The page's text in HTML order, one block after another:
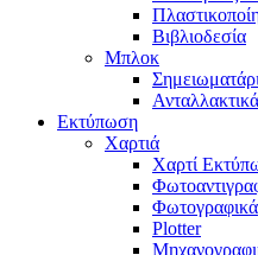
Βιβλιοδεσία
Μπλοκ
Εκτύπωση
Χαρτιά
Χαρτί
Φωτογραφικά
Plotter